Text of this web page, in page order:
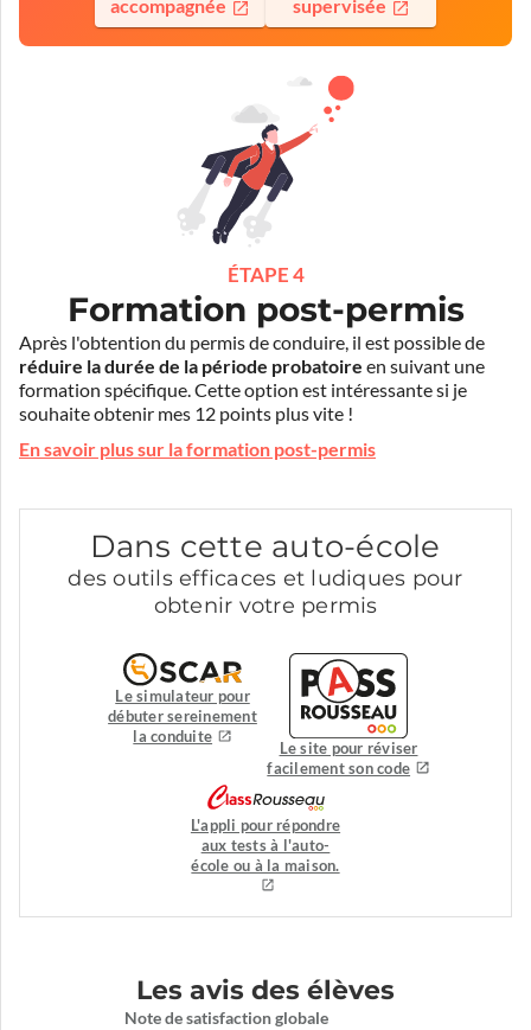
accompagnée
supervisée
ÉTAPE 4
Formation post-permis
Après l'obtention du permis de conduire, il est possible de
réduire la durée de la période probatoire en suivant une
formation spécifique. Cette option est intéressante si je
souhaite obtenir mes 12 points plus vite !
En savoir plus sur la formation post-permis
Dans cette auto-école
des outils efficaces et ludiques pour
obtenir votre permis
Le simulateur pour
débuter sereinement
la conduite
Le site pour réviser
facilement son code
L'appli pour répondre
aux tests à l'auto-
école ou à la maison.
Les avis des élèves
Note de satisfaction globale